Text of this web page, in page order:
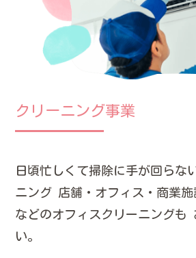
クリーニング事業
日頃忙しくて掃除に手が回らな
ニング 店舗・オフィス・商業施
などのオフィスクリーニングも
い。